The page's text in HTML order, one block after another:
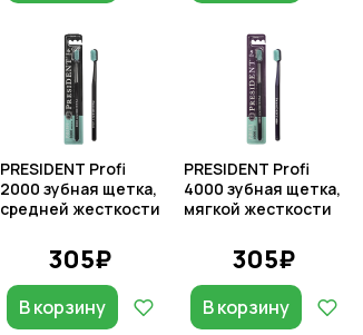
PRESIDENT Profi
2000 зубная щетка,
средней жесткости
305₽
В корзину
PRESIDENT Profi
4000 зубная щетка,
мягкой жесткости
305₽
В корзину